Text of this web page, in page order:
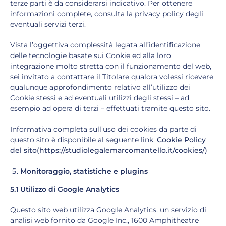
terze parti è da considerarsi indicativo. Per ottenere
informazioni complete, consulta la privacy policy degli
eventuali servizi terzi.
Vista l’oggettiva complessità legata all’identificazione
delle tecnologie basate sui Cookie ed alla loro
integrazione molto stretta con il funzionamento del web,
sei invitato a contattare il Titolare qualora volessi ricevere
qualunque approfondimento relativo all’utilizzo dei
Cookie stessi e ad eventuali utilizzi degli stessi – ad
esempio ad opera di terzi – effettuati tramite questo sito.
Informativa completa sull’uso dei cookies da parte di
questo sito è disponibile al seguente link: Cookie Policy
del sito(https://studiolegalemarcomantello.it/cookies/)
Monitoraggio, statistiche e plugins
5.1 Utilizzo di Google Analytics
Questo sito web utilizza Google Analytics, un servizio di
analisi web fornito da Google Inc., 1600 Amphitheatre